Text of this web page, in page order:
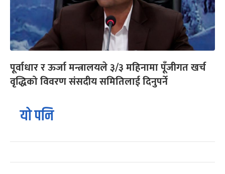
पूर्वाधार र ऊर्जा मन्त्रालयले ३/३ महिनामा पूँजीगत खर्च
वृद्धिको विवरण संसदीय समितिलाई दिनुपर्ने
यो पनि